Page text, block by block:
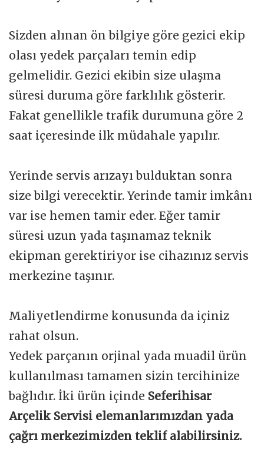
Sizden alınan ön bilgiye göre gezici ekip
olası yedek parçaları temin edip
gelmelidir. Gezici ekibin size ulaşma
süresi duruma göre farklılık gösterir.
Fakat genellikle trafik durumuna göre 2
saat içeresinde ilk müdahale yapılır.
Yerinde servis arızayı bulduktan sonra
size bilgi verecektir. Yerinde tamir imkânı
var ise hemen tamir eder. Eğer tamir
süresi uzun yada taşınamaz teknik
ekipman gerektiriyor ise cihazınız servis
merkezine taşınır.
Maliyetlendirme konusunda da içiniz
rahat olsun.
Yedek parçanın orjinal yada muadil ürün
kullanılması tamamen sizin tercihinize
bağlıdır. İki ürün içinde Seferihisar
Arçelik Servisi elemanlarımızdan yada
çağrı merkezimizden teklif alabilirsiniz.